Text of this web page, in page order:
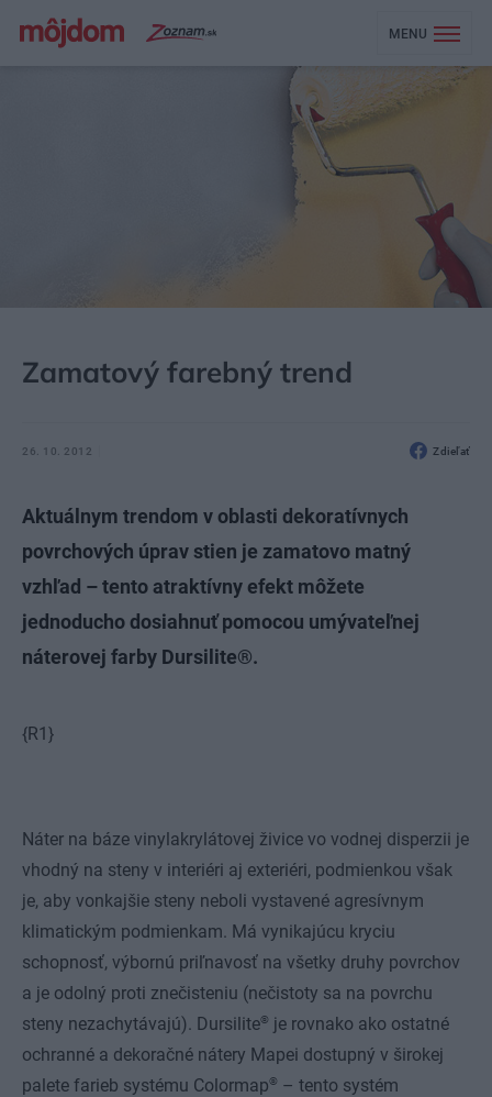
MENU
Zamatový farebný trend
26. 10. 2012 Zdieľať
Aktuálnym trendom v oblasti dekoratívnych
povrchových úprav stien je zamatovo matný
vzhľad – tento atraktívny efekt môžete
jednoducho dosiahnuť pomocou umývateľnej
náterovej farby Dursilite®.
{R1}
Náter na báze vinylakrylátovej živice vo vodnej disperzii je
vhodný na steny v interiéri aj exteriéri, podmienkou však
je, aby vonkajšie steny neboli vystavené agresívnym
klimatickým podmienkam. Má vynikajúcu kryciu
schopnosť, výbornú priľnavosť na všetky druhy povrchov
a je odolný proti znečisteniu (nečistoty sa na povrchu
steny nezachytávajú). Dursilite® je rovnako ako ostatné
ochranné a dekoračné nátery Mapei dostupný v širokej
palete farieb systému Colormap® – tento systém